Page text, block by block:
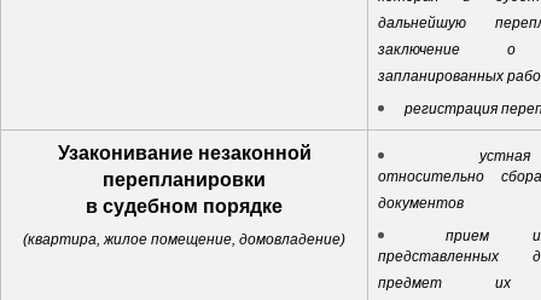
дальнейшую
заключение о
запланированных
регистрация
Узаконивание незаконной
перепланировки
в судебном порядке
(квартира, жилое помещение, домовладение)
устная
относительно
документов
прием и
представленных
предмет их